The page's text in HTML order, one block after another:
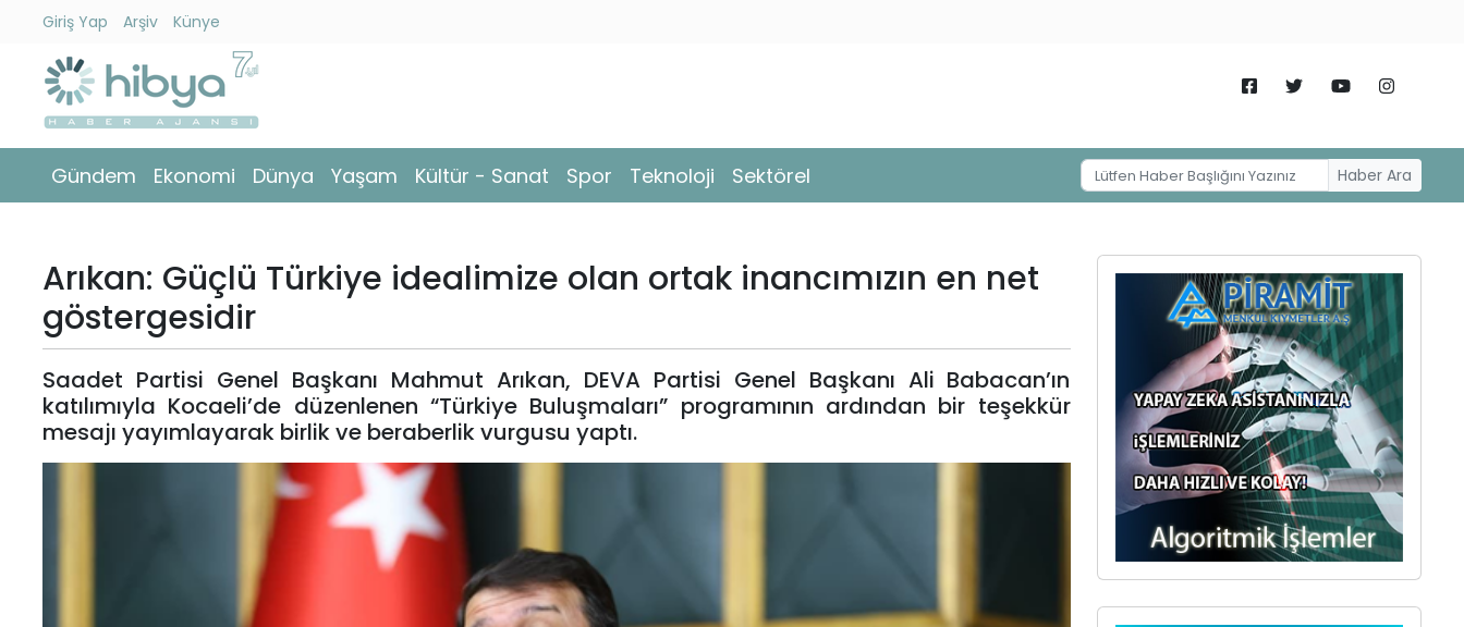
Giriş Yap Arşiv Künye
Gündem Ekonomi Dünya Yaşam Kültür - Sanat Spor Teknoloji Sektörel Haber Ara
Gündem
Ekonomi
Yaşam
Kültür
Sanat
Spor
Arıkan: Güçlü Türkiye idealimize olan ortak inancımızın en net
göstergesidir
Saadet Partisi Genel Başkanı Mahmut Arıkan, DEVA Partisi Genel Başkanı Ali Babacan’ın
katılımıyla Kocaeli’de düzenlenen “Türkiye Buluşmaları” programının ardından bir teşekkür
mesajı yayımlayarak birlik ve beraberlik vurgusu yaptı.